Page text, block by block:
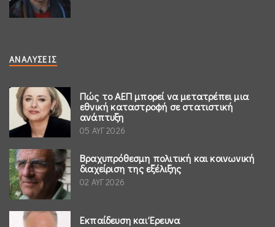
ΑΝΑΛΎΣΕΙΣ
Πώς το ΑΕΠ μπορεί να μετατρέπει μια
εθνική καταστροφή σε στατιστική
ανάπτυξη
05 ΑΥΓ 2026
Βραχυπρόθεσμη πολιτική και κοινωνική
διαχείριση της εξέλιξης
02 ΑΥΓ 2026
Εκπαίδευση και Έρευνα